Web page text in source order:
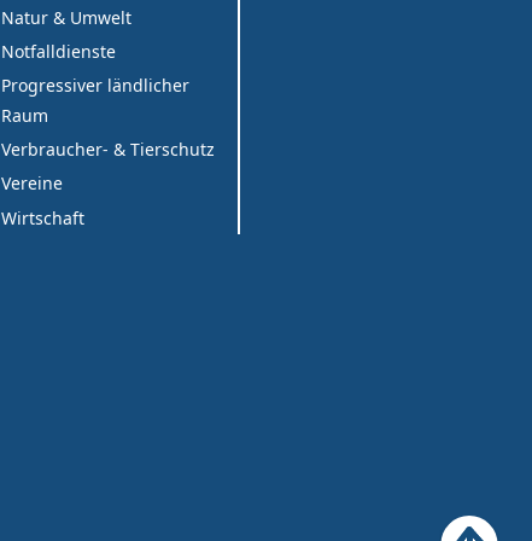
Natur & Umwelt
Notfalldienste
Progressiver ländlicher
Raum
Verbraucher- & Tierschutz
Vereine
Wirtschaft